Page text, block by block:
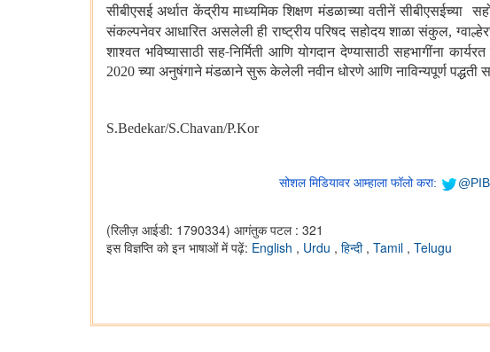
सीबीएसई अर्थात केंद्रीय माध्यमिक शिक्षण मंडळाच्या वतीनें सीबीएसईच्या
संकल्पनेवर आधारित असलेली ही राष्ट्रीय परिषद सहोदय शाळा संकुल,
शाश्वत भविष्यासाठी सह-निर्मिती आणि योगदान देण्यासाठी सहभागींना
2020च्या अनुषंगाने मंडळाने सुरू केलेली नवीन धोरणे आणि नाविन्यपूर्ण
S.Bedekar/S.Chavan/P.Kor
सोशल मिडियावर आम्हाला फॉलो करा:
(रिलीज़ आईडी: 1790334) आगंतुक पटल : 321
इस विज्ञप्ति को इन भाषाओं में पढ़ें: English , Urdu , हिन्दी , Tamil , Telugu